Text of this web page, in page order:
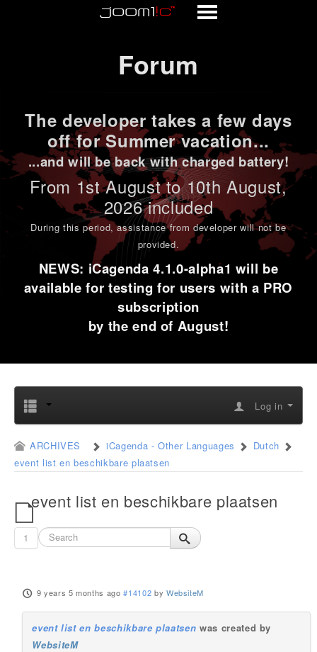
Forum
The developer takes a few days
off for Summer vacation...
...and will be back with charged battery!
From 1stAugust to 10th August,
2026 included
During this period,assistance from developer will not be
provided.
NEWS: iCagenda 4.1.0-alpha1 will be
available for testing for users with a PRO
subscription
by the end of August!
Log in
ARCHIVES iCagenda - Other Languages
Dutch
event list en beschikbare plaatsen
event list en beschikbare plaatsen
1
9 years 5 months ago #14102 by WebsiteM
event list en beschikbare plaatsen was created by
WebsiteM